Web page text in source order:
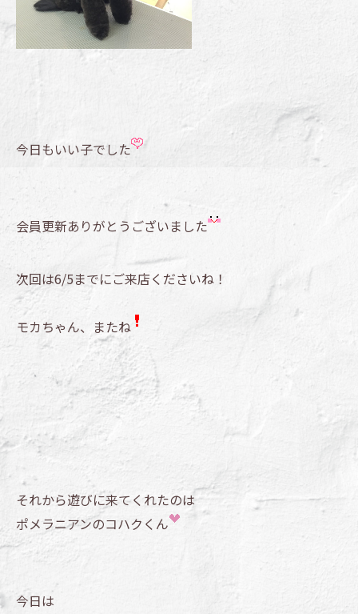
今日もいい子でした
会員更新ありがとうございました
次回は6/5までにご来店くださいね！
モカちゃん、またね
それから遊びに来てくれたのは
ポメラニアンのコハクくん
今日は